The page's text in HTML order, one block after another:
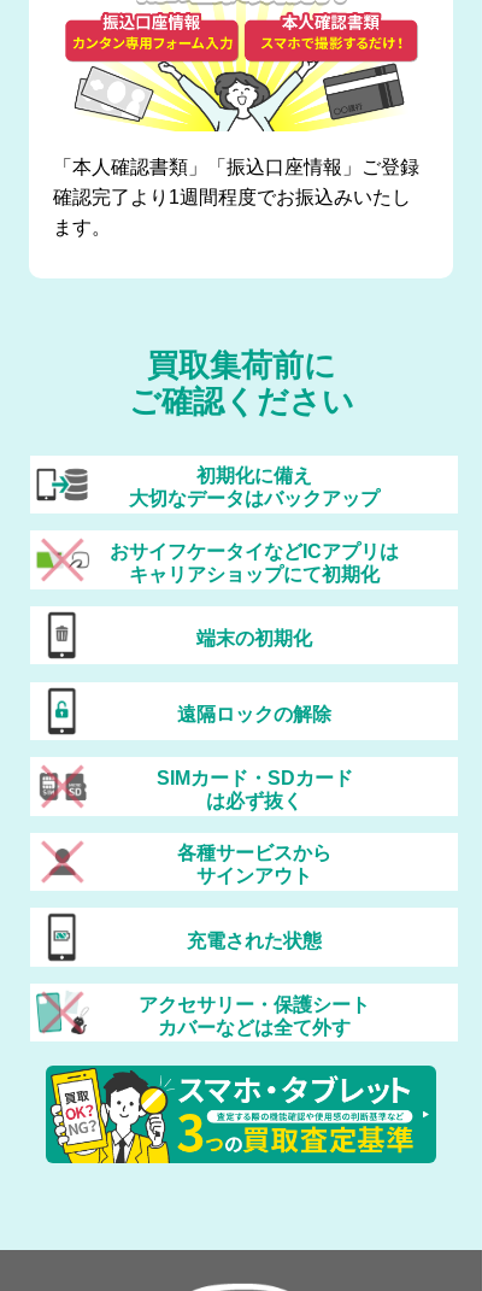
「本人確認書類」「振込口座情報」ご登録
確認完了より1週間程度でお振込みいたし
ます。
買取集荷前に
ご確認ください
初期化に備え
大切なデータはバックアップ
おサイフケータイなどICアプリは
キャリアショップにて初期化
端末の初期化
遠隔ロックの解除
SIMカード・SDカード
は必ず抜く
各種サービスから
サインアウト
充電された状態
アクセサリー・保護シート
カバーなどは全て外す